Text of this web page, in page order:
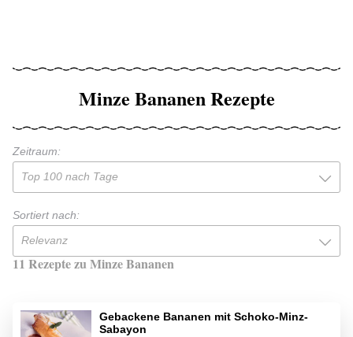
Minze Bananen Rezepte
Zeitraum:
Top 100 nach Tage
Sortiert nach:
Relevanz
11 Rezepte zu Minze Bananen
Gebackene Bananen mit Schoko-Minz-
Sabayon